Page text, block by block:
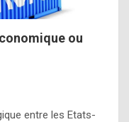
ou
entre les Etats-